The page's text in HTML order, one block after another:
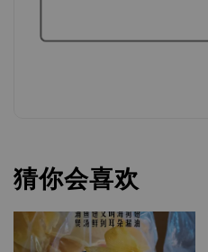
猜你会喜欢